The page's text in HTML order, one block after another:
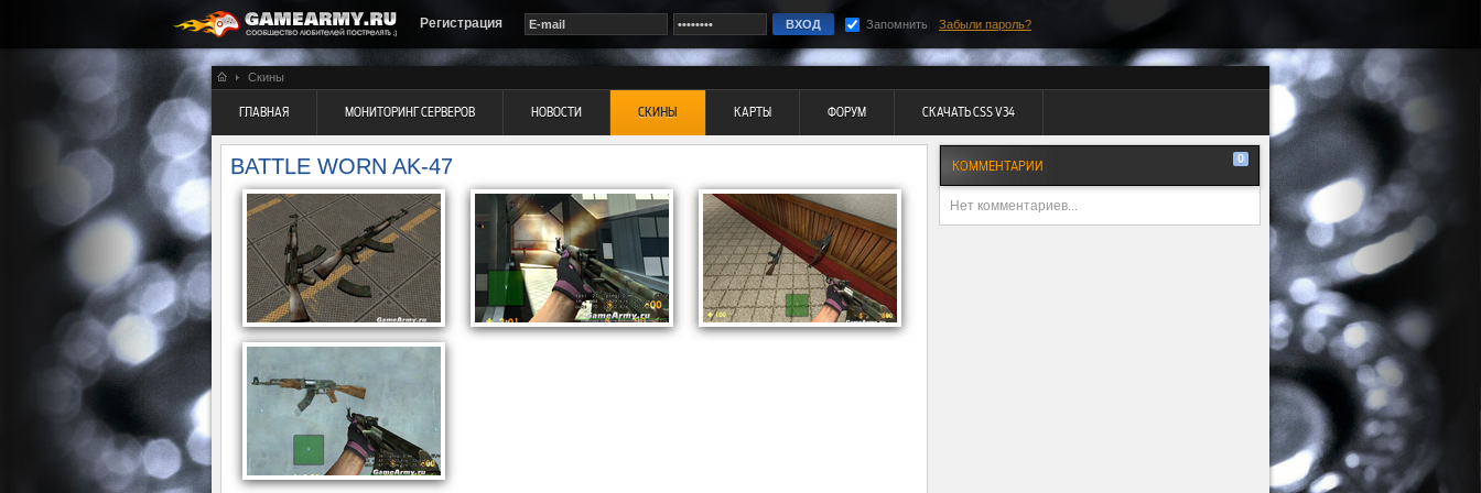
Регистрация Запомнить Забыли пароль?
Скины
ГЛАВНАЯ МОНИТОРИНГ СЕРВЕРОВ НОВОСТИ СКИНЫ КАРТЫ ФОРУМ СКАЧАТЬ CSS V34
BATTLE WORN AK-47 КОММЕНТАРИИ 0
Нет комментариев...